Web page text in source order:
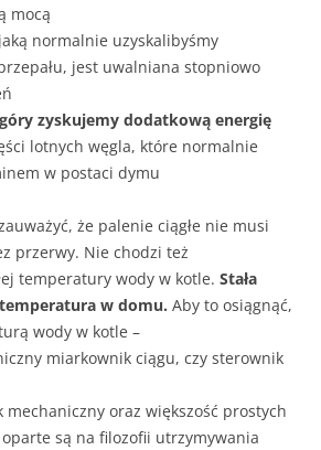
mocą
normalnie uzyskalibyśmy
jest uwalniana stopniowo
zyskujemy dodatkową energię
lotnych węgla, które normalnie
w postaci dymu
że palenie ciągłe nie musi
przerwy. Nie chodzi też
temperatury wody w kotle. Stała
w domu. Aby to osiągnąć,
wody w kotle –
miarkownik ciągu, czy sterownik
oraz większość prostych
są na filozofii utrzymywania